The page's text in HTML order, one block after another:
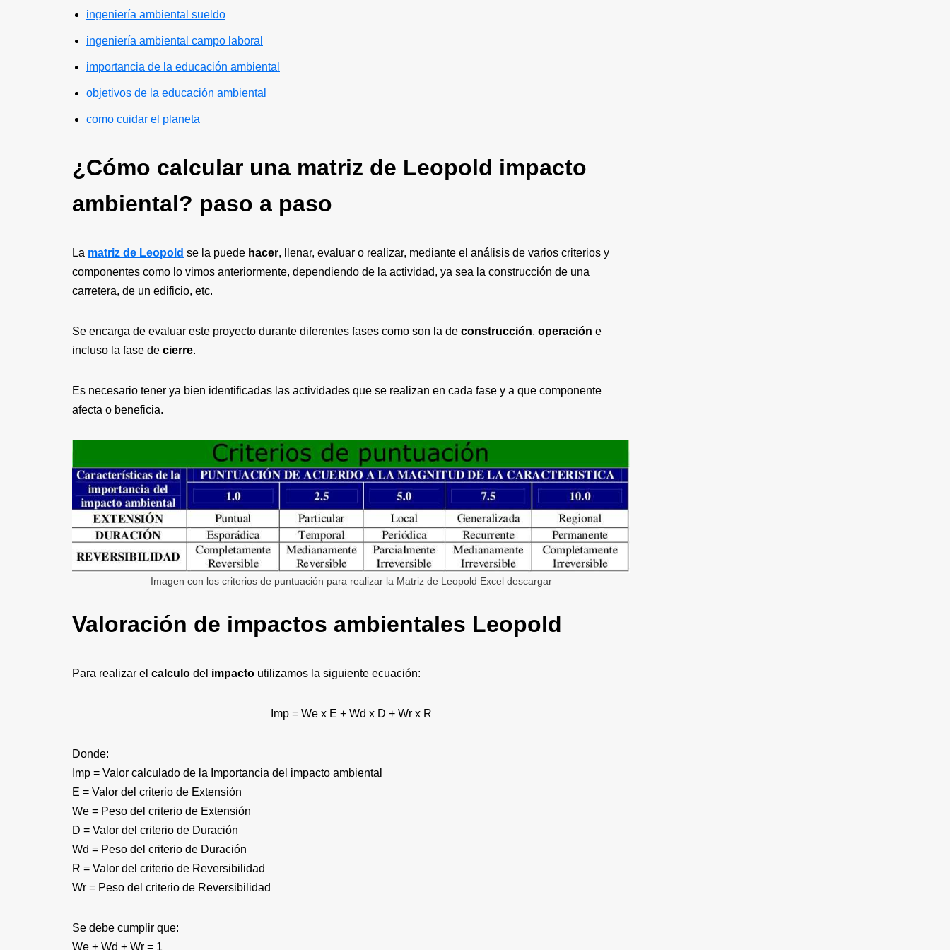
ingeniería ambiental sueldo
ingeniería ambiental campo laboral
importancia de la educación ambiental
objetivos de la educación ambiental
como cuidar el planeta
¿Cómo calcular una matriz de Leopold impacto
ambiental? paso a paso
La matriz de Leopold se la puede hacer, llenar, evaluar o realizar, mediante el análisis de varios criterios y
componentes como lo vimos anteriormente, dependiendo de la actividad, ya sea la construcción de una
carretera, de un edificio, etc.
Se encarga de evaluar este proyecto durante diferentes fases como son la de construcción, operación e
incluso la fase de cierre.
Es necesario tener ya bien identificadas las actividades que se realizan en cada fase y a que componente
afecta o beneficia.
Imagen con los criterios de puntuación para realizar la Matriz de Leopold Excel descargar
Valoración de impactos ambientales Leopold
Para realizar el calculo del impacto utilizamos la siguiente ecuación:
Imp = We x E + Wd x D + Wr x R
Donde:
Imp = Valor calculado de la Importancia del impacto ambiental
E = Valor del criterio de Extensión
We = Peso del criterio de Extensión
D = Valor del criterio de Duración
Wd = Peso del criterio de Duración
R = Valor del criterio de Reversibilidad
Wr = Peso del criterio de Reversibilidad
Se debe cumplir que:
We + Wd + Wr = 1